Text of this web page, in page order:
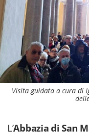
Visita guidata a cura di
L’Abbazia di San